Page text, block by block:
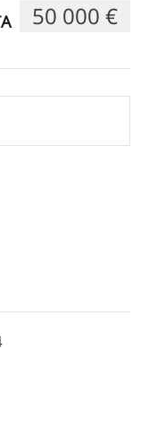
50 000 €